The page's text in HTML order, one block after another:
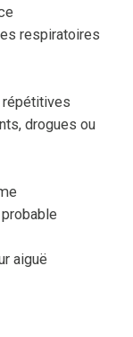
respiratoires
répétitives
drogues ou
aiguë